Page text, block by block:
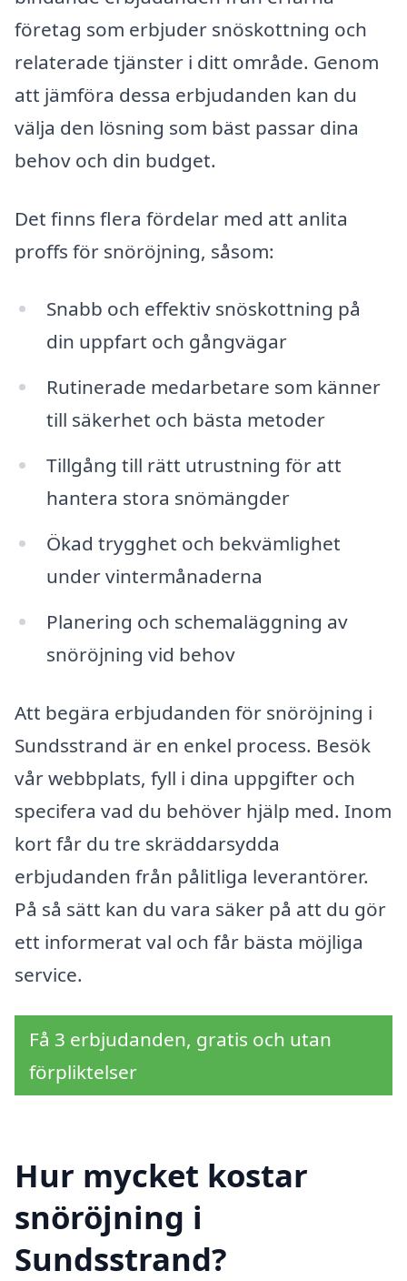
företag som erbjuder snöskottning och
relaterade tjänster i ditt område. Genom
att jämföra dessa erbjudanden kan du
välja den lösning som bäst passar dina
behov och din budget.
Det finns flera fördelar med att anlita
proffs för snöröjning, såsom:
Snabb och effektiv snöskottning på
din uppfart och gångvägar
Rutinerade medarbetare som känner
till säkerhet och bästa metoder
Tillgång till rätt utrustning för att
hantera stora snömängder
Ökad trygghet och bekvämlighet
under vintermånaderna
Planering och schemaläggning av
snöröjning vid behov
Att begära erbjudanden för snöröjning i
Sundsstrand är en enkel process. Besök
vår webbplats, fyll i dina uppgifter och
specifera vad du behöver hjälp med. Inom
kort får du tre skräddarsydda
erbjudanden från pålitliga leverantörer.
På så sätt kan du vara säker på att du gör
ett informerat val och får bästa möjliga
service.
Få 3 erbjudanden, gratis och utan
förpliktelser
Hur mycket kostar
snöröjning i
Sundsstrand?